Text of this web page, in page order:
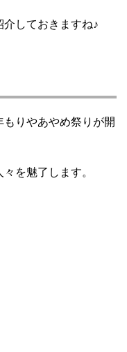
しておきますね♪
りやあやめ祭りが開
を魅了します。